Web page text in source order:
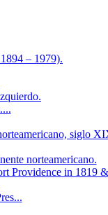
– 1979).
siglo
norteamericano.
Providence in 1819